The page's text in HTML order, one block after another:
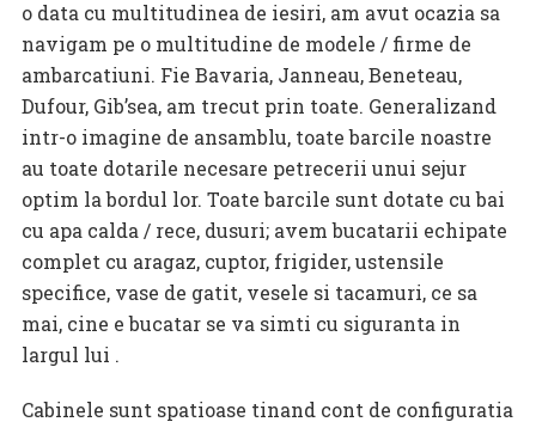
o data cu multitudinea de iesiri, am avut ocazia sa
navigam pe o multitudine de modele / firme de
ambarcatiuni. Fie Bavaria, Janneau, Beneteau,
Dufour, Gib’sea, am trecut prin toate. Generalizand
intr-o imagine de ansamblu, toate barcile noastre
au toate dotarile necesare petrecerii unui sejur
optim la bordul lor. Toate barcile sunt dotate cu bai
cu apa calda / rece, dusuri; avem bucatarii echipate
complet cu aragaz, cuptor, frigider, ustensile
specifice, vase de gatit, vesele si tacamuri, ce sa
mai, cine e bucatar se va simti cu siguranta in
largul lui .
Cabinele sunt spatioase tinand cont de configuratia